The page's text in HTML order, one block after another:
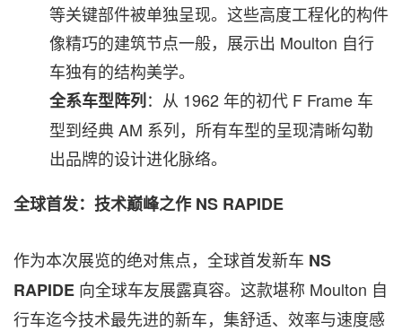
等关键部件被单独呈现。这些高度工程化的构件
像精巧的建筑节点一般，展示出 Moulton 自行
车独有的结构美学。
全系车型阵列：从 1962 年的初代 F Frame 车
型到经典 AM 系列，所有车型的呈现清晰勾勒
出品牌的设计进化脉络。
全球首发：技术巅峰之作 NS RAPIDE
作为本次展览的绝对焦点，全球首发新车 NS
RAPIDE 向全球车友展露真容。这款堪称 Moulton 自
行车迄今技术最先进的新车，集舒适、效率与速度感